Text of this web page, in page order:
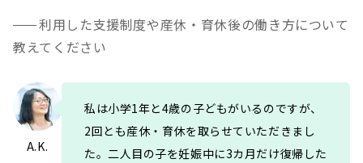
利用した支援制度や産休・育休後の働き方について
教えてください
A.K.
私は小学1年と4歳の子どもがいるのですが、
2回とも産休・育休を取らせていただきまし
た。二人目の子を妊娠中に3カ月だけ復帰した